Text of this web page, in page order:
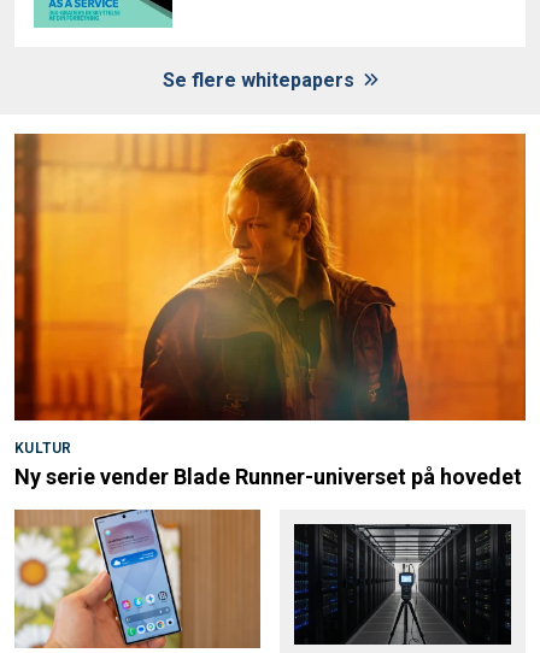
Se flere whitepapers
KULTUR
Ny serie vender Blade Runner-universet på hovedet